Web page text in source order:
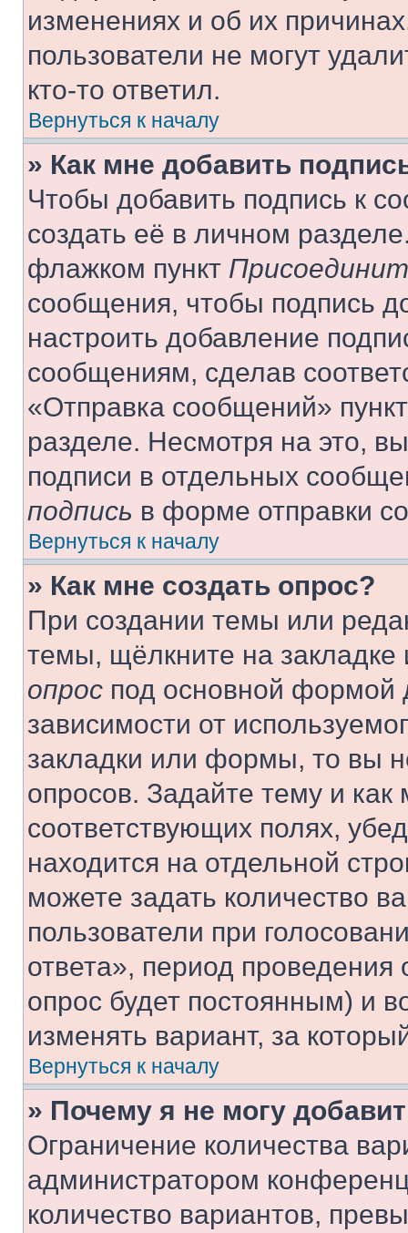
изменениях и об их
пользователи не могут
кто-то ответил.
Вернуться к началу
» Как мне добавить
Чтобы добавить подпись к
создать её в личном
флажком пункт
сообщения, чтобы подпись
настроить добавление
сообщениям, сделав
«Отправка сообщений»
разделе. Несмотря на это,
подписи в отдельных
подпись в форме отправки
Вернуться к началу
» Как мне создать опрос?
При создании темы или
темы, щёлкните на
опрос под основной формой
зависимости от
закладки или формы, то вы
опросов. Задайте тему и
соответствующих полях,
находится на отдельной
можете задать количество
пользователи при
ответа», период проведения
опрос будет постоянным) и
изменять вариант, за
Вернуться к началу
» Почему я не могу
Ограничение количества
администратором
количество вариантов,